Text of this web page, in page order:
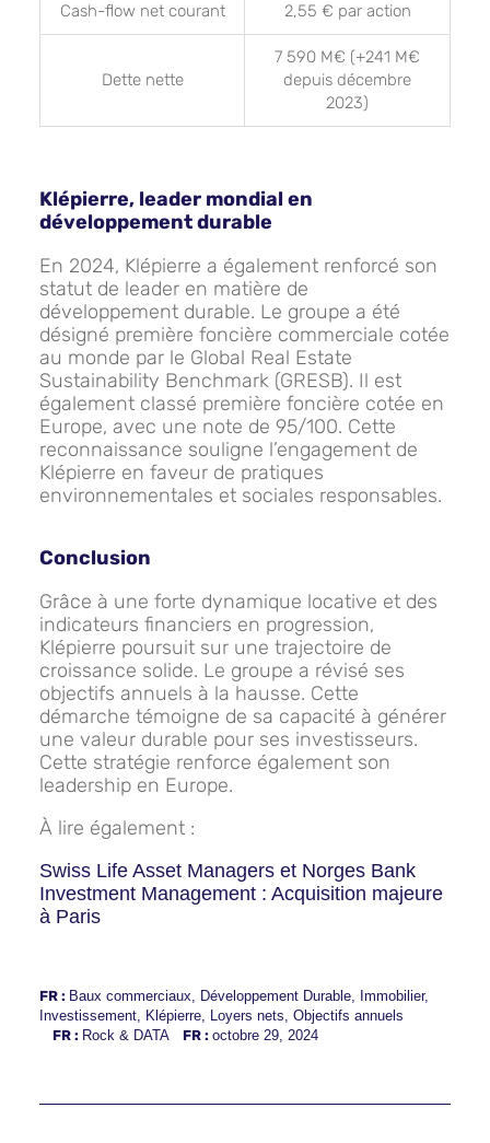
Cash-flow net courant 2,55 € par action
Dette nette
7 590 M€ (+241 M€
depuis décembre
2023)
Klépierre, leader mondial en
développement durable
En 2024, Klépierre a également renforcé son
statut de leader en matière de
développement durable. Le groupe a été
désigné première foncière commerciale cotée
au monde par le Global Real Estate
Sustainability Benchmark (GRESB). Il est
également classé première foncière cotée en
Europe, avec une note de 95/100. Cette
reconnaissance souligne l’engagement de
Klépierre en faveur de pratiques
environnementales et sociales responsables.
Conclusion
Grâce à une forte dynamique locative et des
indicateurs financiers en progression,
Klépierre poursuit sur une trajectoire de
croissance solide. Le groupe a révisé ses
objectifs annuels à la hausse. Cette
démarche témoigne de sa capacité à générer
une valeur durable pour ses investisseurs.
Cette stratégie renforce également son
leadership en Europe.
À lire également :
Swiss Life Asset Managers et Norges Bank
Investment Management : Acquisition majeure
à Paris
FR : Baux commerciaux, Développement Durable, Immobilier,
Investissement, Klépierre, Loyers nets, Objectifs annuels
FR : Rock & DATA FR : octobre 29, 2024